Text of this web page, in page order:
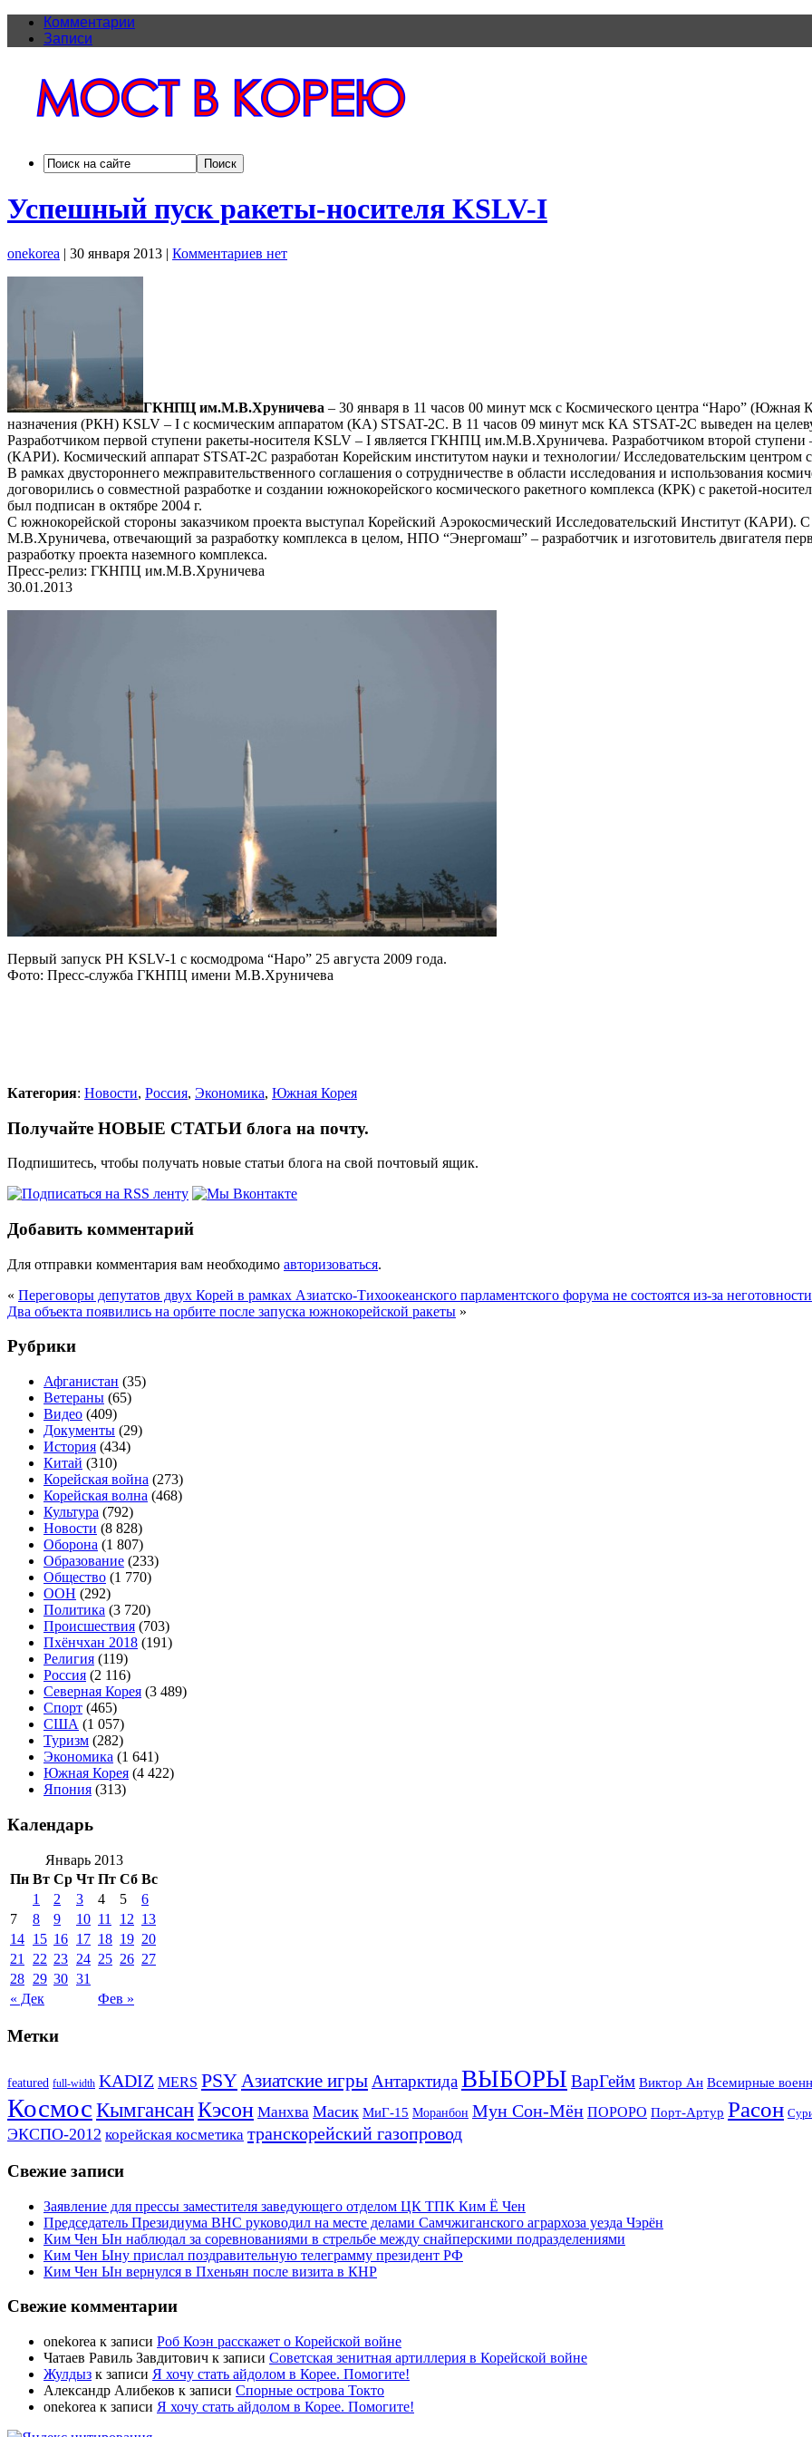
Комментарии
Записи
Успешный пуск ракеты-носителя KSLV-I
onekorea | 30 января 2013 | Комментариев нет
ГКНПЦ им.М.В.Хруничева – 30 января в 11 часов 00 минут мск с Космического центра “Наро” (Южная
назначения (РКН) KSLV – I с космическим аппаратом (КА) STSAT-2C. В 11 часов 09 минут мск КА STSAT-2C выведен на
Разработчиком первой ступени ракеты-носителя KSLV – I является ГКНПЦ им.М.В.Хруничева. Разработчиком второй
(КАРИ). Космический аппарат STSAT-2C разработан Корейским институтом науки и технологии/ Исследовательским
В рамках двустороннего межправительственного соглашения о сотрудничестве в области исследования и использования
договорились о совместной разработке и создании южнокорейского космического ракетного комплекса (КРК) с ракетой-
был подписан в октябре 2004 г.
С южнокорейской стороны заказчиком проекта выступал Корейский Аэрокосмический Исследовательский Институт (КАРИ).
М.В.Хруничева, отвечающий за разработку комплекса в целом, НПО “Энергомаш” – разработчик и изготовитель двигателя
разработку проекта наземного комплекса.
Пресс-релиз: ГКНПЦ им.М.В.Хруничева
30.01.2013
Первый запуск РН KSLV-1 с космодрома “Наро” 25 августа 2009 года.
Фото: Пресс-служба ГКНПЦ имени М.В.Хруничева
Категория: Новости, Россия, Экономика, Южная Корея
Получайте НОВЫЕ СТАТЬИ блога на почту.
Подпишитесь, чтобы получать новые статьи блога на свой почтовый ящик.
Добавить комментарий
Для отправки комментария вам необходимо авторизоваться.
« Переговоры депутатов двух Корей в рамках Азиатско-Тихоокеанского парламентского форума не состоятся из-за
Два объекта появились на орбите после запуска южнокорейской ракеты »
Рубрики
Афганистан (35)
Ветераны (65)
Видео (409)
Документы (29)
История (434)
Китай (310)
Корейская война (273)
Корейская волна (468)
Культура (792)
Новости (8 828)
Оборона (1 807)
Образование (233)
Общество (1 770)
ООН (292)
Политика (3 720)
Происшествия (703)
Пхёнчхан 2018 (191)
Религия (119)
Россия (2 116)
Северная Корея (3 489)
Спорт (465)
США (1 057)
Туризм (282)
Экономика (1 641)
Южная Корея (4 422)
Япония (313)
Календарь
Январь 2013
Пн Вт Ср Чт Пт Сб Вс
« Дек Фев »
1 2 3 4 5
6
7
8 9 10 11 12 13
14 15 16 17 18 19 20
21
22 23 24 25 26 27
28 29 30 31
Метки
featured full-width KADIZ MERS PSYАзиатские игры АнтарктидаВЫБОРЫ ВарГейм Виктор Ан Всемирные
Космос КымгансанКэсон Манхва Масик МиГ-15 Моранбон Мун Сон-Мён ПОРОРО Порт-Артур Расон
ЭКСПО-2012 корейская косметика транскорейский газопровод
Свежие записи
Заявление для прессы заместителя заведующего отделом ЦК ТПК Ким Ё Чен
Председатель Президиума ВНС руководил на месте делами Самчжиганского агрархоза уезда Чэрён
Ким Чен Ын наблюдал за соревнованиями в стрельбе между снайперскими подразделениями
Ким Чен Ыну прислал поздравительную телеграмму президент РФ
Ким Чен Ын вернулся в Пхеньян после визита в КНР
Свежие комментарии
onekorea к записи Роб Коэн расскажет о Корейской войне
Чатаев Равиль Завдитович к записи Советская зенитная артиллерия в Корейской войне
Жулдыз к записи Я хочу стать айдолом в Корее. Помогите!
Александр Алибеков к записи Спорные острова Токто
onekorea к записи Я хочу стать айдолом в Корее. Помогите!